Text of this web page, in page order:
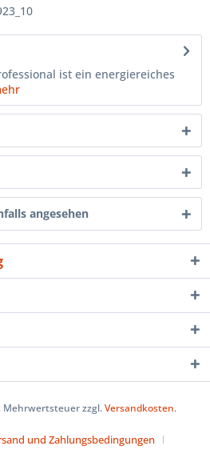
ist ein energiereiches
angesehen
Mehrwertsteuer zzgl.Versandkosten.
und Zahlungsbedingungen